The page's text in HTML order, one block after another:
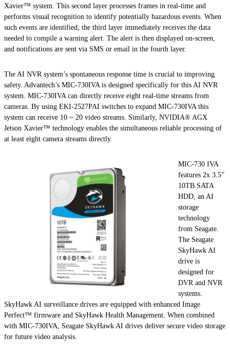
Xavier™ system. This second layer processes frames in real-time and
performs visual recognition to identify potentially hazardous events. When
such events are identified, the third layer immediately receives the data
needed to compile a warning alert. The alert is then displayed on-screen,
and notifications are sent via SMS or email in the fourth layer.
The AI NVR system’s spontaneous response time is crucial to improving
safety. Advantech’s MIC-730IVA is designed specifically for this AI NVR
system. MIC-730IVA can directly receive eight real-time streams from
cameras. By using EKI-2527PAI switches to expand MIC-730IVA this
system can receive 10 ~ 20 video streams. Similarly, NVIDIA® AGX
Jetson Xavier™ technology enables the simultaneous reliable processing of
at least eight camera streams directly.
MIC-730 IVA
features 2x 3.5”
10TB SATA
HDD, an AI
storage
technology
from Seagate.
The Seagate
SkyHawk AI
drive is
designed for
DVR and NVR
systems.
SkyHawk AI surveillance drives are equipped with enhanced Image
Perfect™ firmware and SkyHawk Health Management. When combined
with MIC-730IVA, Seagate SkyHawk AI drives deliver secure video storage
for future video analysis.